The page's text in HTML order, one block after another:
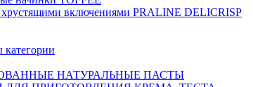
включениями PRALINE DELICRISP
категории
НАТУРАЛЬНЫЕ ПАСТЫ